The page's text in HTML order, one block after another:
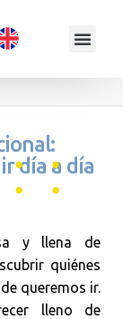
día a día
y llena de
quiénes
queremos ir.
lleno de